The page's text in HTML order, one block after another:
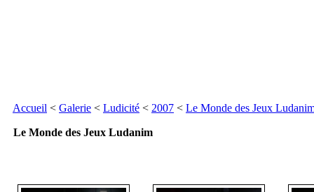
Accueil < Galerie < Ludicité < 2007 < Le Monde des Jeux
Le Monde des Jeux Ludanim